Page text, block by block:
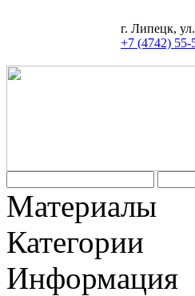
г. Липецк,
+7 (4742) 55-
Материалы
Категории
Информация